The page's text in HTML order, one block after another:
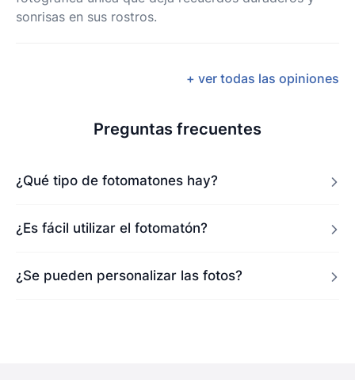
sonrisas en sus rostros.
+ ver todas las opiniones
Preguntas frecuentes
¿Qué tipo de fotomatones hay?
¿Es fácil utilizar el fotomatón?
¿Se pueden personalizar las fotos?